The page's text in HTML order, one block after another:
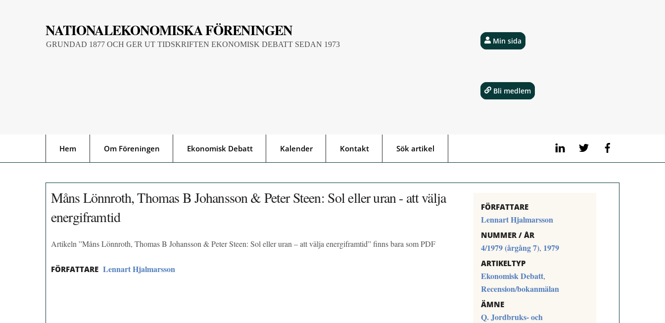
NATIONALEKONOMISKA FÖRENINGEN
GRUNDAD 1877 OCH GER UT TIDSKRIFTEN EKONOMISK DEBATT SEDAN 1973
LinkedIn Twitter
Hem Om Föreningen Ekonomisk Debatt Kalender Kontakt Sök artikel
Min sida
Bli medlem
Måns Lönnroth, Thomas B Johansson & Peter Steen: Sol eller uran - att välja
energiframtid
Artikeln ”Måns Lönnroth, Thomas B Johansson & Peter Steen: Sol eller uran – att välja energiframtid” finns bara som PDF
FÖRFATTARE Lennart Hjalmarsson
FÖRFATTARE
Lennart Hjalmarsson
NUMMER / ÅR
4/1979 (årgång 7), 1979
ARTIKELTYP
Ekonomisk Debatt,
Recension/bokanmälan
ÄMNE
Q. Jordbruks- och